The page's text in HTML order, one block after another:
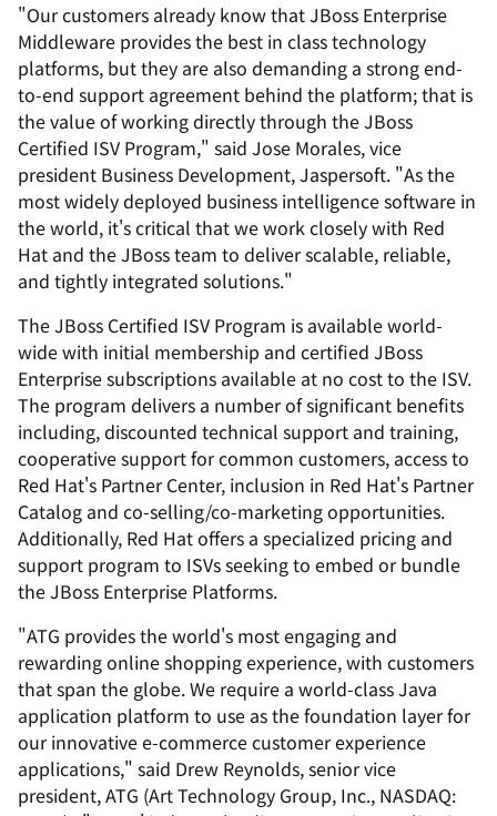
"Our customers already know that JBoss Enterprise
Middleware provides the best in class technology
platforms, but they are also demanding a strong end-
to-end support agreement behind the platform; that is
the value of working directly through the JBoss
Certified ISV Program," said Jose Morales, vice
president Business Development, Jaspersoft. "As the
most widely deployed business intelligence software in
the world, it's critical that we work closely with Red
Hat and the JBoss team to deliver scalable, reliable,
and tightly integrated solutions."
The JBoss Certified ISV Program is available world-
wide with initial membership and certified JBoss
Enterprise subscriptions available at no cost to the ISV.
The program delivers a number of significant benefits
including, discounted technical support and training,
cooperative support for common customers, access to
Red Hat's Partner Center, inclusion in Red Hat's Partner
Catalog and co-selling/co-marketing opportunities.
Additionally, Red Hat offers a specialized pricing and
support program to ISVs seeking to embed or bundle
the JBoss Enterprise Platforms.
"ATG provides the world's most engaging and
rewarding online shopping experience, with customers
that span the globe. We require a world-class Java
application platform to use as the foundation layer for
our innovative e-commerce customer experience
applications," said Drew Reynolds, senior vice
president, ATG (Art Technology Group, Inc., NASDAQ: